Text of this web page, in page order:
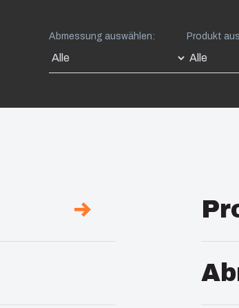
Abmessung auswählen: Produkt